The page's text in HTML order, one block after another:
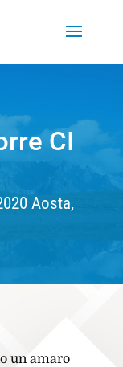
CI
Aosta,
un amaro